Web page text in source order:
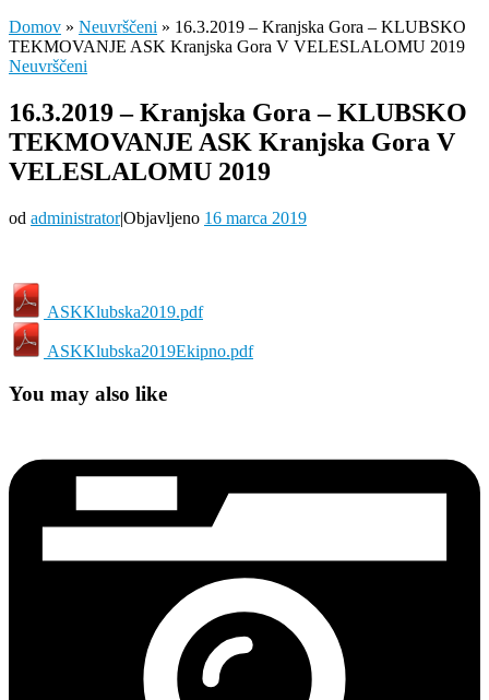
Domov » Neuvrščeni » 16.3.2019 – Kranjska Gora – KLUBSKO
TEKMOVANJE ASK Kranjska Gora V VELESLALOMU 2019
Neuvrščeni
16.3.2019 – Kranjska Gora – KLUBSKO
TEKMOVANJE ASK Kranjska Gora V
VELESLALOMU 2019
od administrator|Objavljeno 16 marca 2019
ASKKlubska2019.pdf
ASKKlubska2019Ekipno.pdf
You may also like